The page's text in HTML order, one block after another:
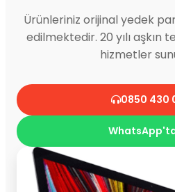
Ürünleriniz orijinal yedek
edilmektedir. 20 yılı aşkın
hizmetler
0850 430